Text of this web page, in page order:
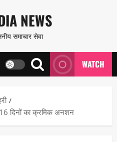
NEWS
समाचार सेवा
WATCH
दिनों का क्रमिक अनशन